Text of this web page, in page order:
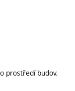
prostředí budov,